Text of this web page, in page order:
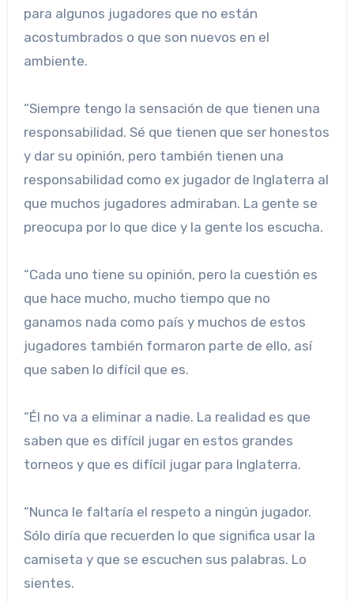
para algunos jugadores que no están
acostumbrados o que son nuevos en el
ambiente.
“Siempre tengo la sensación de que tienen una
responsabilidad. Sé que tienen que ser honestos
y dar su opinión, pero también tienen una
responsabilidad como ex jugador de Inglaterra al
que muchos jugadores admiraban. La gente se
preocupa por lo que dice y la gente los escucha.
“Cada uno tiene su opinión, pero la cuestión es
que hace mucho, mucho tiempo que no
ganamos nada como país y muchos de estos
jugadores también formaron parte de ello, así
que saben lo difícil que es.
“Él no va a eliminar a nadie. La realidad es que
saben que es difícil jugar en estos grandes
torneos y que es difícil jugar para Inglaterra.
“Nunca le faltaría el respeto a ningún jugador.
Sólo diría que recuerden lo que significa usar la
camiseta y que se escuchen sus palabras. Lo
sientes.